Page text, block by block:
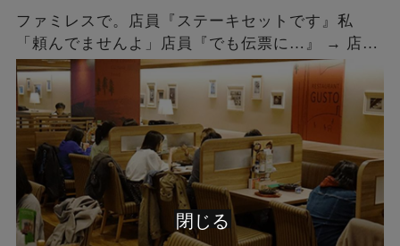
ファミレスで。店員『ステーキセットです』私
「頼んでませんよ」店員『でも伝票に…』 → 店員
『５２００円です』私「は？」店員『伝票に～』
→ 結果…
閉じる